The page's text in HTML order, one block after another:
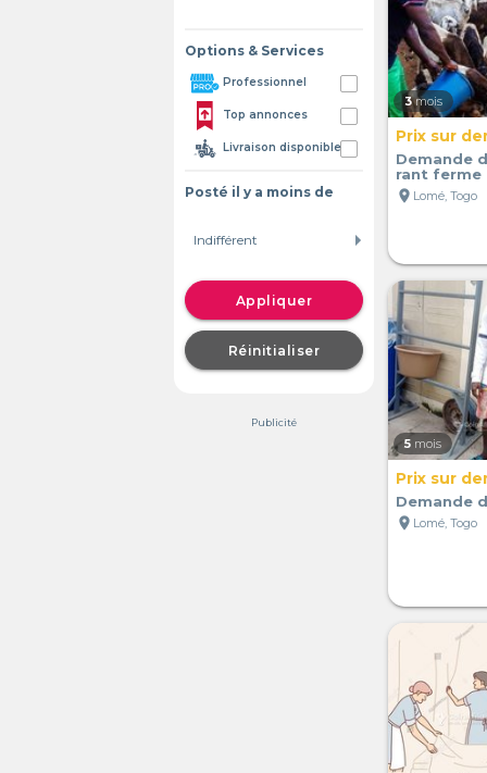
Options & Services
Professionnel
Top annonces
Livraison disponible
Posté il y a moins de
Appliquer
Réinitialiser
Publicité
3 mois
Prix sur
Demande
rant ferme
location_on Lomé, Togo
5 mois
Prix sur
Demande
location_on Lomé, Togo